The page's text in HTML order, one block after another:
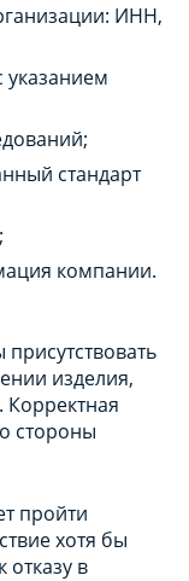
ИНН,
указанием
стандарт
компании.
изделия,
Корректная
стороны
пройти
хотя бы
отказу в